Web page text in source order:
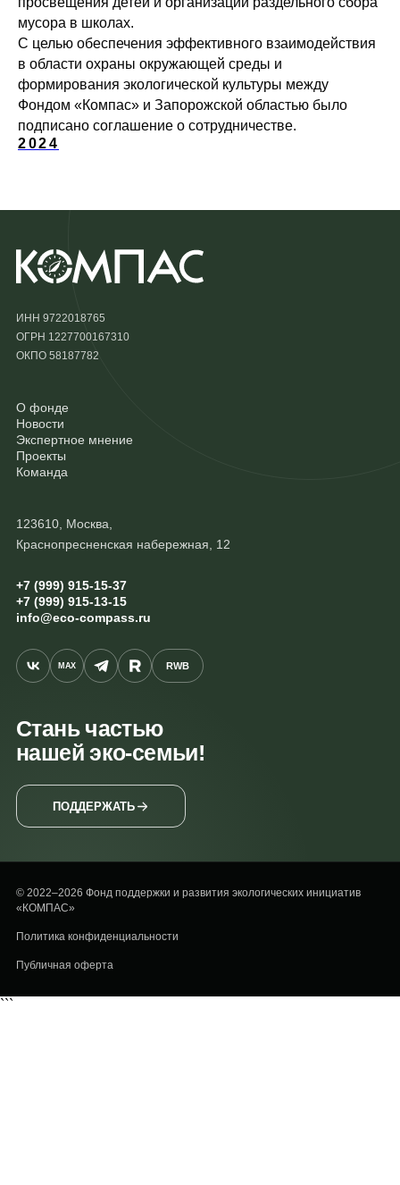
мусора в школах.
С целью обеспечения эффективного взаимодействия
в области охраны окружающей среды и
формирования экологической культуры между
Фондом «Компас» и Запорожской областью было
подписано соглашение о сотрудничестве.
2024
ИНН 9722018765
ОГРН 1227700167310
ОКПО 58187782
О фонде
Новости
Экспертное мнение
Проекты
Команда
123610, Москва,
Краснопресненская набережная, 12
+7 (999) 915-15-37
+7 (999) 915-13-15
info@eco-compass.ru
MAX RWB
Стань частью
нашей эко-семьи!
ПОДДЕРЖАТЬ
© 2022–2026 Фонд поддержки и развития экологических инициатив
«КОМПАС»
Политика конфиденциальности
Публичная оферта
```